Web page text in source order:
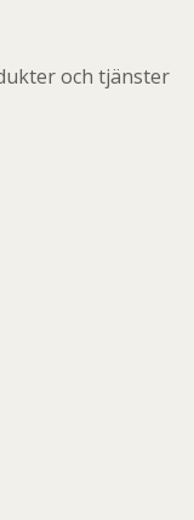
och tjänster